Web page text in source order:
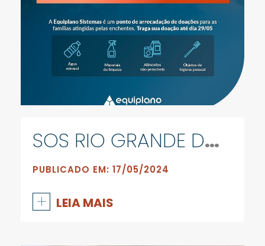
SOS RIO GRANDE DO SUL
PUBLICADO EM: 17/05/2024
+ LEIA MAIS